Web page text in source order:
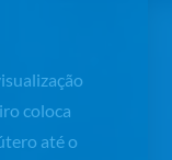
coloca
até o